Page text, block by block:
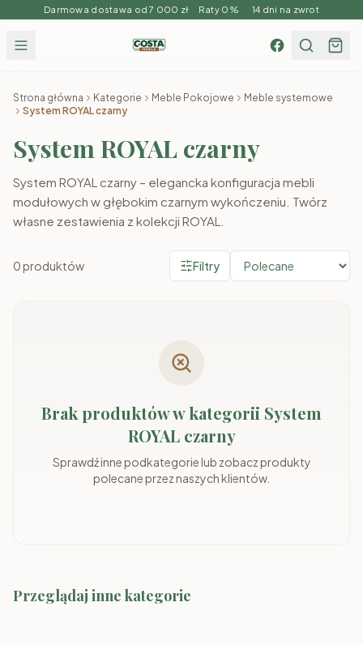
Darmowa dostawa od 7 000 zł Raty 0% 14 dni na zwrot
Strona główna Kategorie Meble Pokojowe
Meble systemowe
System ROYAL czarny
System ROYAL czarny
System ROYAL czarny – elegancka konfiguracja mebli
modułowych w głębokim czarnym wykończeniu. Twórz
własne zestawienia z kolekcji ROYAL.
0produktów Filtry
Brak produktów w kategorii System
ROYAL czarny
Sprawdź inne podkategorie lub zobacz produkty
polecane przez naszych klientów.
Przeglądaj inne kategorie
System Marco-2 Kolory
System MARLY